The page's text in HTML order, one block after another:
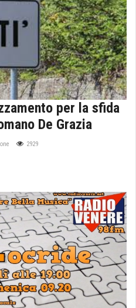
per la sfida
De Grazia
2929